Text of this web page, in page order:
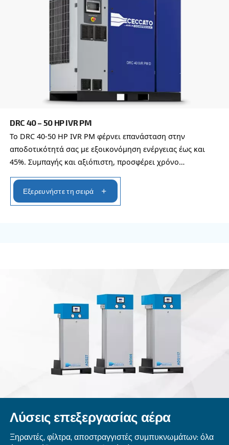
DRB 20 - 34 HP IVR
Συμπαγής και με τεχνολογία μετατροπέα, ο DRB
DRB σταθερής ταχύτητας. Διατίθεται με πολλές
Εξερευνήστε τη σειρά
DRM 40 – 60 HP IVR